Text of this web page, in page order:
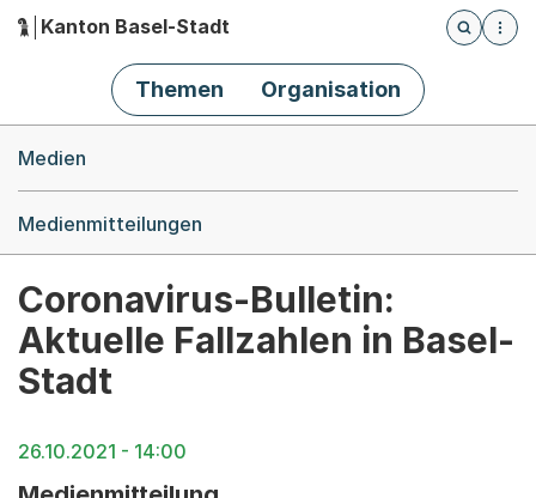
Hauptnavigation
Kanton Basel-Stadt
Öffnet
Themen Organisation
Medien
Medienmitteilungen
Coronavirus-Bulletin:
Aktuelle Fallzahlen in Basel-
Stadt
26.10.2021 - 14:00